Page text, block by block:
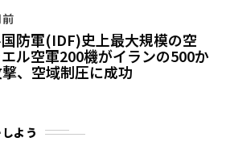
防軍(IDF)史上最大規模の空
ル空軍200機がイランの500か
、空域制圧に成功
よう